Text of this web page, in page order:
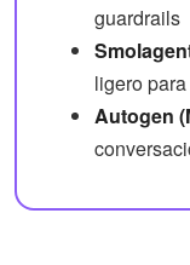
guardrails
ligero
Autogen